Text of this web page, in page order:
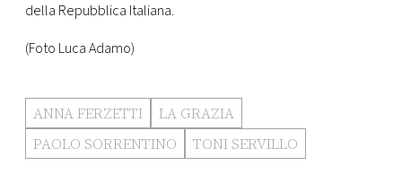
della Repubblica Italiana.
(Foto Luca Adamo)
ANNA FERZETTI
LA GRAZIA
PAOLO SORRENTINO
TONI SERVILLO